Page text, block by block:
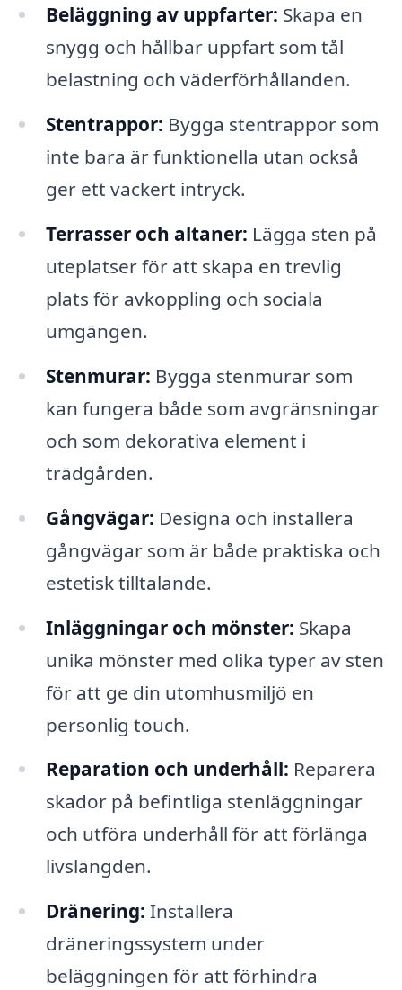
Beläggning av uppfarter: Skapa en
snygg och hållbar uppfart som tål
belastning och väderförhållanden.
Stentrappor: Bygga stentrappor som
inte bara är funktionella utan också
ger ett vackert intryck.
Terrasser och altaner: Lägga sten på
uteplatser för att skapa en trevlig
plats för avkoppling och sociala
umgängen.
Stenmurar: Bygga stenmurar som
kan fungera både som avgränsningar
och som dekorativa element i
trädgården.
Gångvägar: Designa och installera
gångvägar som är både praktiska och
estetisk tilltalande.
Inläggningar och mönster: Skapa
unika mönster med olika typer av sten
för att ge din utomhusmiljö en
personlig touch.
Reparation och underhåll: Reparera
skador på befintliga stenläggningar
och utföra underhåll för att förlänga
livslängden.
Dränering: Installera
dräneringssystem under
beläggningen för att förhindra